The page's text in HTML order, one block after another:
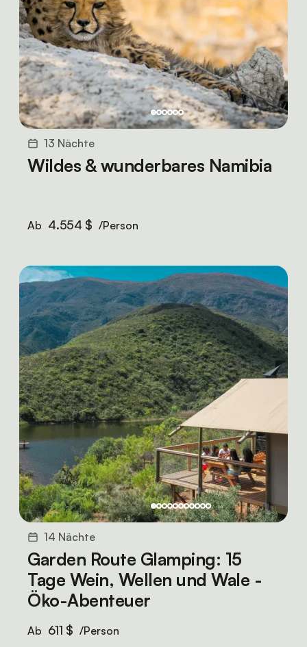
13 Nächte
Wildes & wunderbares Namibia
Ab 4.554 $ /Person
14 Nächte
Garden Route Glamping: 15
Tage Wein, Wellen und Wale -
Öko-Abenteuer
Ab 611 $ /Person